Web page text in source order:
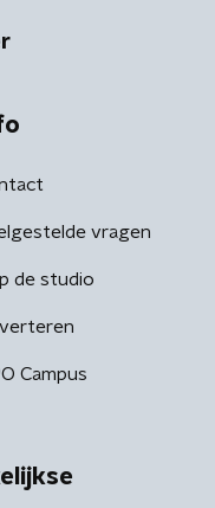
vragen
de studio
Campus